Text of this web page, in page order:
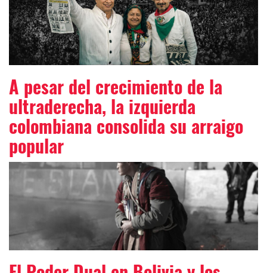
A pesar del crecimiento de la
ultraderecha, la izquierda
colombiana consolida su arraigo
popular